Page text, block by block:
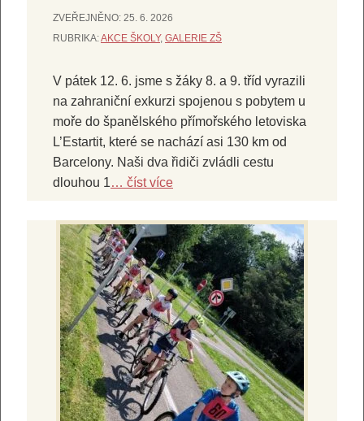
ZVEŘEJNĚNO: 25. 6. 2026
RUBRIKA:AKCE ŠKOLY, GALERIE ZŠ
V pátek 12. 6. jsme s žáky 8. a 9. tříd vyrazili
na zahraniční exkurzi spojenou s pobytem u
moře do španělského přímořského letoviska
L’Estartit, které se nachází asi 130 km od
Barcelony. Naši dva řidiči zvládli cestu
dlouhou 1… číst více